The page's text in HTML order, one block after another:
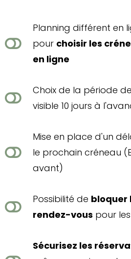
Planning différent en
pour choisir les
en ligne
Choix de la période
visible 10 jours à
Mise en place d'un
le prochain créneau
avant)
Possibilité de bloquer
rendez-vous pour
Sécurisez les